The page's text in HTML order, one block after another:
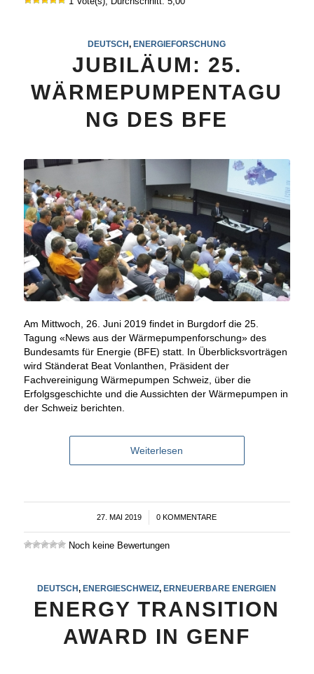
DEUTSCH, ENERGIEFORSCHUNG
JUBILÄUM: 25.
WÄRMEPUMPENTAGU
NG DES BFE
Am Mittwoch, 26. Juni 2019 findet in Burgdorf die 25.
Tagung «News aus der Wärmepumpenforschung» des
Bundesamts für Energie (BFE) statt. In Überblicksvorträgen
wird Ständerat Beat Vonlanthen, Präsident der
Fachvereinigung Wärmepumpen Schweiz, über die
Erfolgsgeschichte und die Aussichten der Wärmepumpen in
der Schweiz berichten.
Weiterlesen
27. MAI 2019
/ 0 KOMMENTARE
Noch keine Bewertungen
DEUTSCH ,ENERGIESCHWEIZ ,ERNEUERBARE ENERGIEN
ENERGY TRANSITION
AWARD IN GENF